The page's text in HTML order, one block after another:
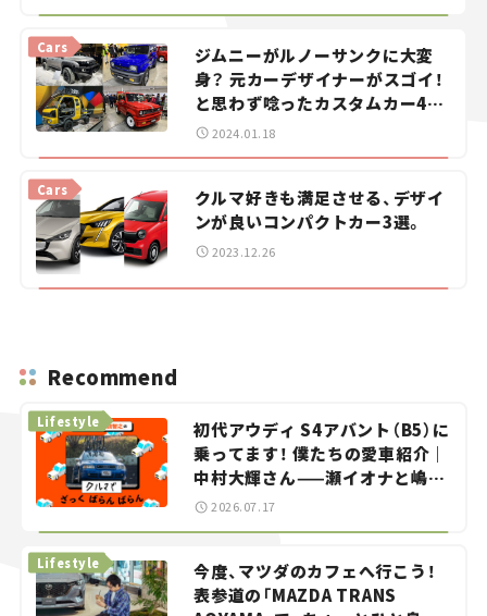
Cars
ジムニーがルノーサンクに大変
身？ 元カーデザイナーがスゴイ！
と思わず唸ったカスタムカー4選
【東京オートサロン2024】
2024.01.18
Cars
クルマ好きも満足させる、デザイ
ンが良いコンパクトカー3選。
2023.12.26
Recommend
初代アウディ S4アバント（B5）に
乗ってます！ 僕たちの愛車紹介｜
中村大輝さん——瀬イオナと嶋田
智之の「クルマでざっくばらんば
Lifestyle
2026.07.17
今度、マツダのカフェへ行こう！
表参道の「MAZDA TRANS
Lifestyle